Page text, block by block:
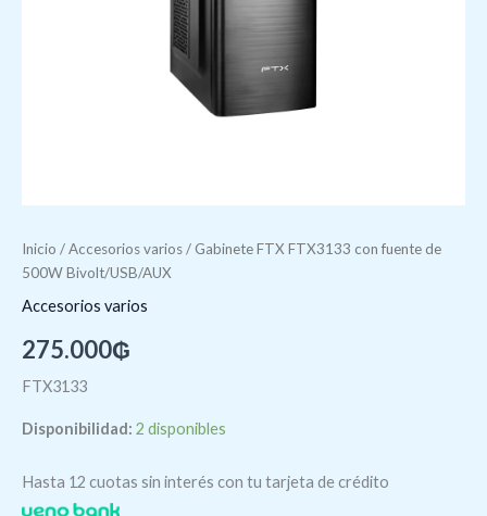
Inicio /Accesorios varios/ Gabinete FTX FTX3133 con fuente de
500W Bivolt/USB/AUX
Accesorios varios
275.000₲
FTX3133
Disponibilidad: 2 disponibles
Hasta 12 cuotas sin interés con tu tarjeta de crédito